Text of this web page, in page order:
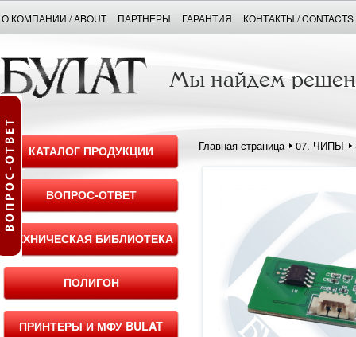
О КОМПАНИИ / ABOUT ПАРТНЕРЫ ГАРАНТИЯ КОНТАКТЫ / CONTACTS
КАТАЛОГ ПРОДУКЦИИ
ВОПРОС-ОТВЕТ
ТЕХНИЧЕСКАЯ БИБЛИОТЕКА
ПОЛИГОН
ПРИНТЕРЫ И МФУ BULAT
Главная страница 07. ЧИПЫ